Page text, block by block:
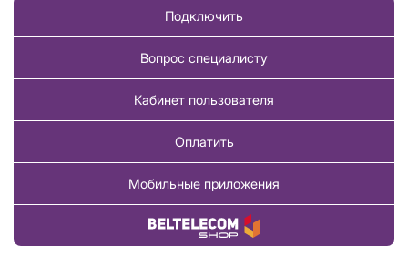
Подключить
Вопрос специалисту
Кабинет пользователя
Оплатить
Мобильные приложения
Купить товар